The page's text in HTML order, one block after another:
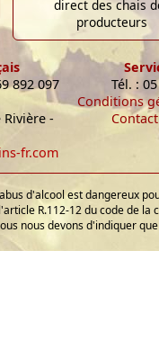
direct des chais
producteurs
892 097
-
fr.com
Tél. :
Conditions
Contact
d'alcool est dangereux
R.112-12 du code de la
nous devons d'indiquer